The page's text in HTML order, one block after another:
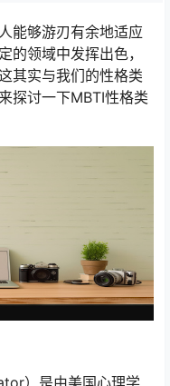
能够游刃有余地适应
的领域中发挥出色，
其实与我们的性格类
探讨一下MBTI性格类
）是由美国心理学